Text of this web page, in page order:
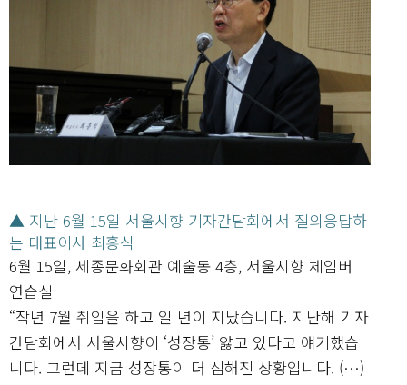
▲ 지난 6월 15일 서울시향 기자간담회에서 질의응답하
는 대표이사 최흥식
6월 15일, 세종문화회관 예술동 4층, 서울시향 체임버
연습실
“작년 7월 취임을 하고 일 년이 지났습니다. 지난해 기자
간담회에서 서울시향이 ‘성장통’ 앓고 있다고 얘기했습
니다. 그런데 지금 성장통이 더 심해진 상황입니다. (…)